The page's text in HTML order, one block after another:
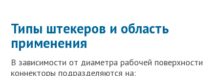
Типы штекеров и область
применения
В зависимости от диаметра рабочей поверхности
коннекторы подразделяются на: